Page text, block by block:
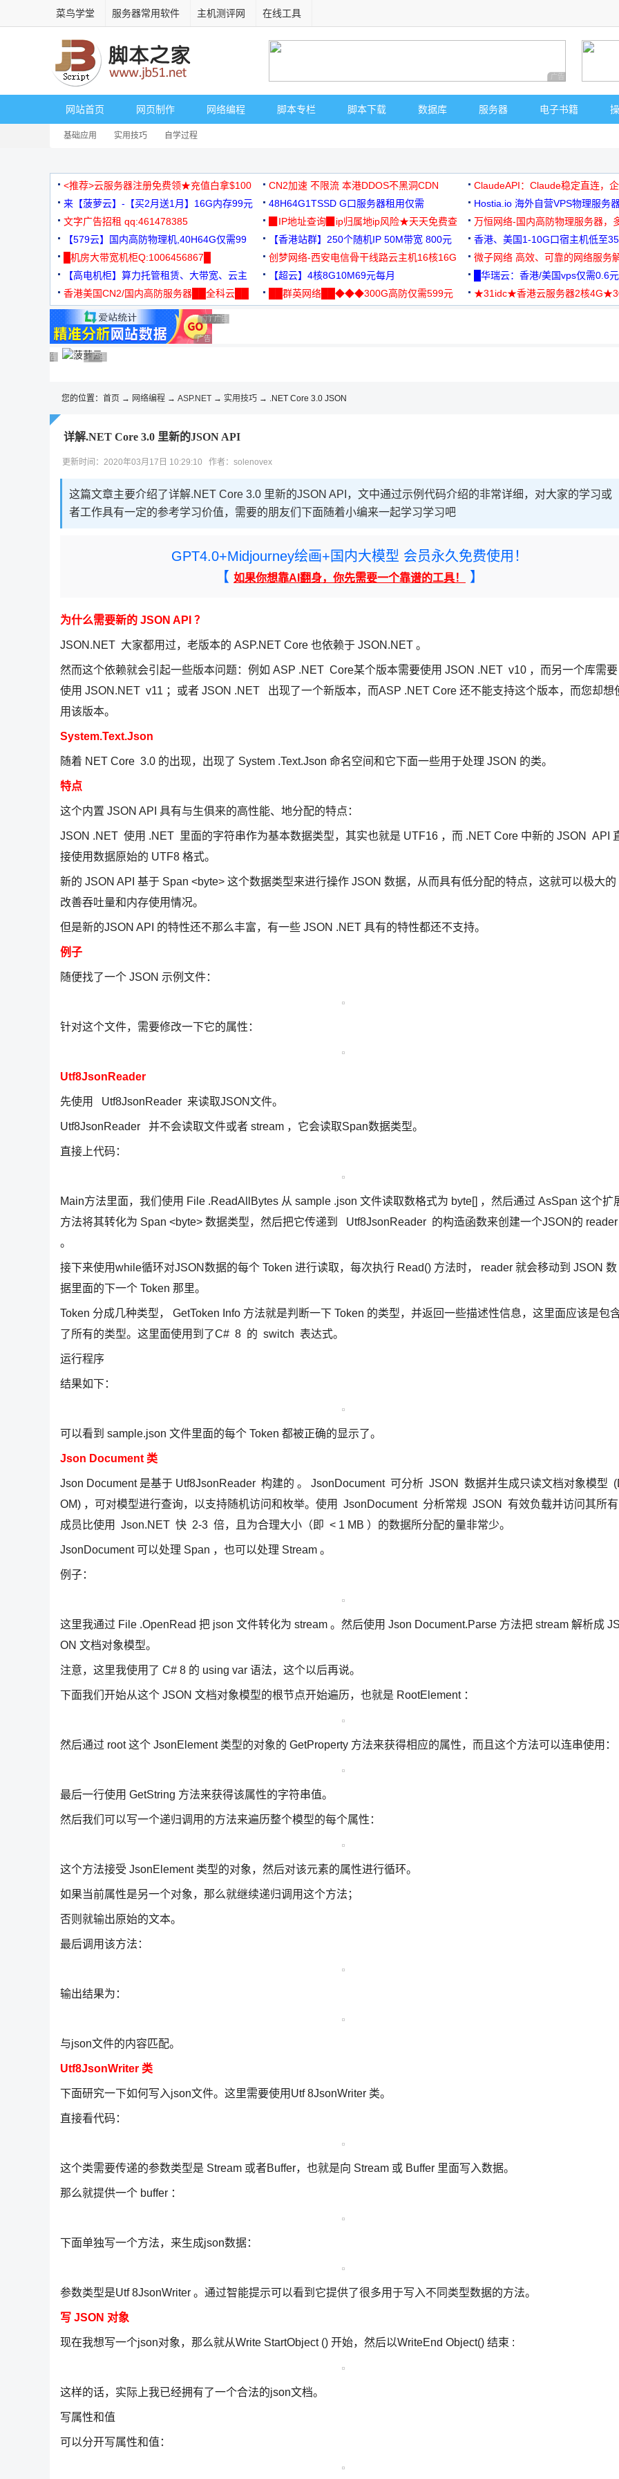
菜鸟学堂 服务器常用软件 主机测评网 在线工具
广告 商业广告，理
网站首页 网页制作 网络编程 脚本专栏 脚本下载 数据库 服务器 电子书籍
基础应用 实用技巧 自学过程
<推荐>云服务器注册免费领★充值白拿$100 CN2加速 不限流 本港DDOS不黑洞CDN
ClaudeAPI：Claude稳定直连，
来【菠萝云】-【买2月送1月】16G内存99元
48H64G1TSSD G口服务器租用仅需
3000+可免费测试
Hostia.io 海外自营VPS物理服务
文字广告招租 qq:461478385
▉IP地址查询▉ip归属地ip风险★天天免费查
万恒网络-国内高防物理服务器，
99元/月起
【579云】国内高防物理机,40H64G仅需99
元
【香港站群】250个随机IP 50M带宽 800元
香港、美国1-10G口宿主机低至
█机房大带宽机柜Q:1006456867█
创梦网络-西安电信骨干线路云主机16核16G
88元/月
微子网络 高效、可靠的网络服务
【高电机柜】算力托管租赁、大带宽、云主
机
【超云】4核8G10M69元每月
█华瑞云：香港/美国vps仅需0.6
香港美国CN2/国内高防服务器██全科云██
██群英网络██◆◆◆300G高防仅需599元
★31idc★香港云服务器2核
广告 商业广告，理性选择
广告 商业广告，理性选择
广告 商业广告，理性选择
广告 商业广告，理性选择
广告 商业广告，理性选择
广告 商业广告，理性选择
广告 商业广告，理性选择
广告 商业广告，理性选择广告 商业广告，理性选择
广告 商业广告，理性选择
您的位置： 首页 → 网络编程 → ASP.NET → 实用技巧 → .NET Core 3.0 JSON
详解.NET Core 3.0 里新的JSON API
更新时间：2020年03月17日 10:29:10 作者：solenovex
这篇文章主要介绍了详解.NET Core 3.0 里新的JSON API，文中通过示例代码介绍的非常详细，对大家的学习或
者工作具有一定的参考学习价值，需要的朋友们下面随着小编来一起学习学习吧
GPT4.0+Midjourney绘画+国内大模型 会员永久免费使用！
【 如果你想靠AI翻身，你先需要一个靠谱的工具！ 】
为什么需要新的 JSON API ？
JSON.NET 大家都用过，老版本的 ASP.NET Core 也依赖于 JSON.NET 。
然而这个依赖就会引起一些版本问题：例如 ASP .NET Core某个版本需要使用 JSON .NET v10 ，而另一个库需要
使用 JSON.NET v11 ；或者 JSON .NET 出现了一个新版本，而ASP .NET Core 还不能支持这个版本，而您却想
用该版本。
System.Text.Json
随着 NET Core 3.0 的出现，出现了 System .Text.Json 命名空间和它下面一些用于处理 JSON 的类。
特点
这个内置 JSON API 具有与生俱来的高性能、地分配的特点：
JSON .NET 使用 .NET 里面的字符串作为基本数据类型，其实也就是 UTF16 ，而 .NET Core 中新的 JSON API
接使用数据原始的 UTF8 格式。
新的 JSON API 基于 Span <byte> 这个数据类型来进行操作 JSON 数据，从而具有低分配的特点，这就可以极大的
改善吞吐量和内存使用情况。
但是新的JSON API 的特性还不那么丰富，有一些 JSON .NET 具有的特性都还不支持。
例子
随便找了一个 JSON 示例文件：
针对这个文件，需要修改一下它的属性：
Utf8JsonReader
先使用 Utf8JsonReader 来读取JSON文件。
Utf8JsonReader 并不会读取文件或者 stream ，它会读取Span数据类型。
直接上代码：
Main方法里面，我们使用 File .ReadAllBytes 从 sample .json 文件读取数格式为 byte[] ，然后通过 AsSpan 这个扩
方法将其转化为 Span <byte> 数据类型，然后把它传递到 Utf8JsonReader 的构造函数来创建一个JSON的 reader
。
接下来使用while循环对JSON数据的每个 Token 进行读取，每次执行 Read() 方法时， reader 就会移动到 JSON 数
据里面的下一个 Token 那里。
Token 分成几种类型， GetToken Info 方法就是判断一下 Token 的类型，并返回一些描述性信息，这里面应该是包
了所有的类型。这里面使用到了C# 8 的 switch 表达式。
运行程序
结果如下：
可以看到 sample.json 文件里面的每个 Token 都被正确的显示了。
Json Document 类
Json Document 是基于 Utf8JsonReader 构建的 。 JsonDocument 可分析 JSON 数据并生成只读文档对象模型
OM) ，可对模型进行查询，以支持随机访问和枚举。使用 JsonDocument 分析常规 JSON 有效负载并访问其所有
成员比使用 Json.NET 快 2-3 倍，且为合理大小（即 < 1 MB ）的数据所分配的量非常少。
JsonDocument 可以处理 Span ，也可以处理 Stream 。
例子：
这里我通过 File .OpenRead 把 json 文件转化为 stream 。然后使用 Json Document.Parse 方法把 stream 解析成
ON 文档对象模型。
注意，这里我使用了 C# 8 的 using var 语法，这个以后再说。
下面我们开始从这个 JSON 文档对象模型的根节点开始遍历，也就是 RootElement ：
然后通过 root 这个 JsonElement 类型的对象的 GetProperty 方法来获得相应的属性，而且这个方法可以连串使用
最后一行使用 GetString 方法来获得该属性的字符串值。
然后我们可以写一个递归调用的方法来遍历整个模型的每个属性：
这个方法接受 JsonElement 类型的对象，然后对该元素的属性进行循环。
如果当前属性是另一个对象，那么就继续递归调用这个方法；
否则就输出原始的文本。
最后调用该方法：
输出结果为：
与json文件的内容匹配。
Utf8JsonWriter 类
下面研究一下如何写入json文件。这里需要使用Utf 8JsonWriter 类。
直接看代码：
这个类需要传递的参数类型是 Stream 或者Buffer，也就是向 Stream 或 Buffer 里面写入数据。
那么就提供一个 buffer ：
下面单独写一个方法，来生成json数据：
参数类型是Utf 8JsonWriter 。通过智能提示可以看到它提供了很多用于写入不同类型数据的方法。
写 JSON 对象
现在我想写一个json对象，那么就从Write StartObject () 开始，然后以WriteEnd Object() 结束 :
这样的话，实际上我已经拥有了一个合法的json文档。
写属性和值
可以分开写属性和值：